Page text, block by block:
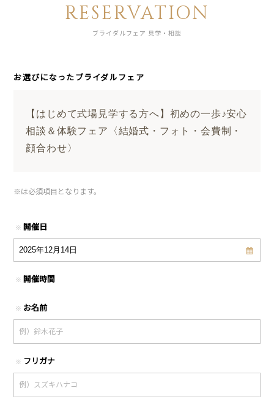
RESERVATION
ブライダルフェア 見学・相談
お選びになったブライダルフェア
【はじめて式場見学する方へ】初めの一歩♪安心
相談＆体験フェア〈結婚式・フォト・会費制・
顔合わせ〉
※は必須項目となります。
※ 開催日
※ 開催時間
※ お名前
※ フリガナ